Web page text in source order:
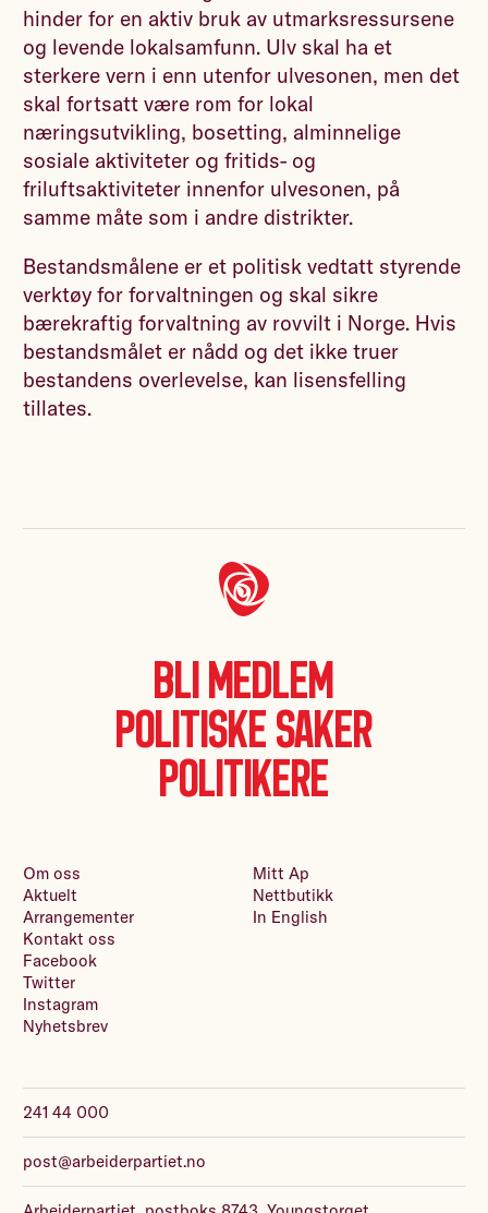
hinder for en aktiv bruk av utmarksressursene
og levende lokalsamfunn. Ulv skal ha et
sterkere vern i enn utenfor ulvesonen, men det
skal fortsatt være rom for lokal
næringsutvikling, bosetting, alminnelige
sosiale aktiviteter og fritids- og
friluftsaktiviteter innenfor ulvesonen, på
samme måte som i andre distrikter.
Bestandsmålene er et politisk vedtatt styrende
verktøy for forvaltningen og skal sikre
bærekraftig forvaltning av rovvilt i Norge. Hvis
bestandsmålet er nådd og det ikke truer
bestandens overlevelse, kan lisensfelling
tillates.
Bli medlem
Politiske saker
Politikere
Om oss
Aktuelt
Arrangementer
Kontakt oss
Mitt Ap
Nettbutikk
In English
241 44 000
post@arbeiderpartiet.no
Facebook
Twitter
Instagram
Nyhetsbrev